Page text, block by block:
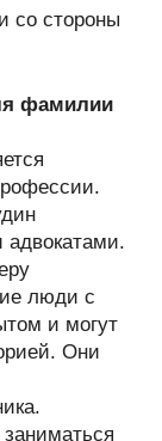
со стороны
фамилии
люди с
и могут
Они